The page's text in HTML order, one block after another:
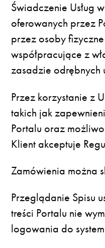
Świadczenie Usług
oferowanych przez
przez osoby
współpracujące z
zasadzie odrębnych
Przez korzystanie z
takich jak
Portalu oraz
Klient akceptuje
Zamówienia można
Przeglądanie Spisu
treści Portalu nie
logowania do